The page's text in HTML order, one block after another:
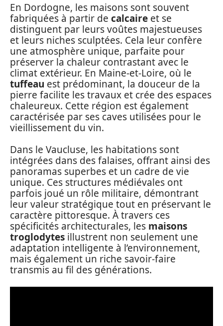
En Dordogne, les maisons sont souvent
fabriquées à partir de calcaire et se
distinguent par leurs voûtes majestueuses
et leurs niches sculptées. Cela leur confère
une atmosphère unique, parfaite pour
préserver la chaleur contrastant avec le
climat extérieur. En Maine-et-Loire, où le
tuffeau est prédominant, la douceur de la
pierre facilite les travaux et crée des espaces
chaleureux. Cette région est également
caractérisée par ses caves utilisées pour le
vieillissement du vin.
Dans le Vaucluse, les habitations sont
intégrées dans des falaises, offrant ainsi des
panoramas superbes et un cadre de vie
unique. Ces structures médiévales ont
parfois joué un rôle militaire, démontrant
leur valeur stratégique tout en préservant le
caractère pittoresque. À travers ces
spécificités architecturales, les maisons
troglodytes illustrent non seulement une
adaptation intelligente à l’environnement,
mais également un riche savoir-faire
transmis au fil des générations.